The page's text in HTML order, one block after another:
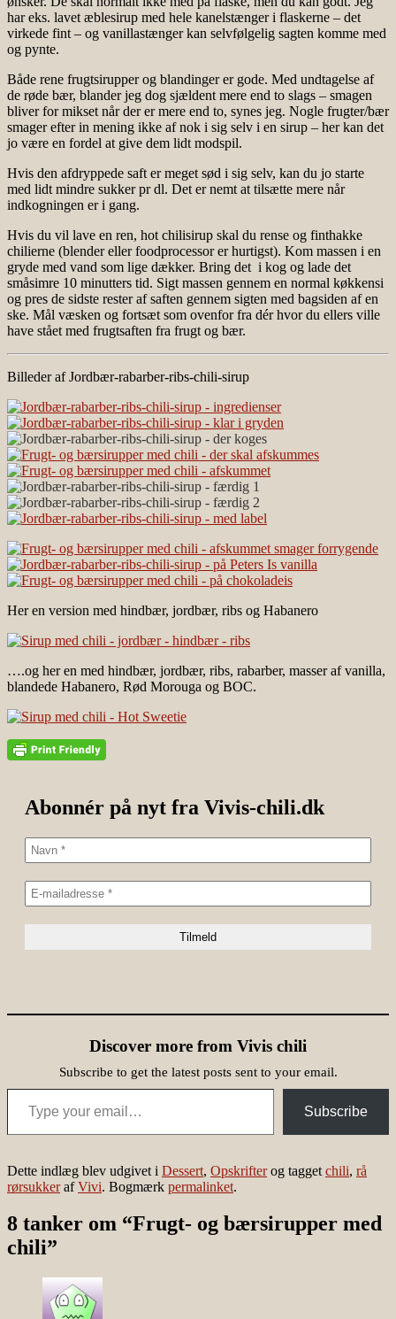
har eks. lavet æblesirup med hele kanelstænger i flaskerne – det
virkede fint – og vanillastænger kan selvfølgelig sagten komme med
og pynte.
Både rene frugtsirupper og blandinger er gode. Med undtagelse af
de røde bær, blander jeg dog sjældent mere end to slags – smagen
bliver for mikset når der er mere end to, synes jeg. Nogle frugter/bær
smager efter in mening ikke af nok i sig selv i en sirup – her kan det
jo være en fordel at give dem lidt modspil.
Hvis den afdryppede saft er meget sød i sig selv, kan du jo starte
med lidt mindre sukker pr dl. Det er nemt at tilsætte mere når
indkogningen er i gang.
Hvis du vil lave en ren, hot chilisirup skal du rense og finthakke
chilierne (blender eller foodprocessor er hurtigst). Kom massen i en
gryde med vand som lige dækker. Bring det i kog og lade det
småsimre 10 minutters tid. Sigt massen gennem en normal køkkensi
og pres de sidste rester af saften gennem sigten med bagsiden af en
ske. Mål væsken og fortsæt som ovenfor fra dér hvor du ellers ville
have stået med frugtsaften fra frugt og bær.
Billeder af Jordbær-rabarber-ribs-chili-sirup
Her en version med hindbær, jordbær, ribs og Habanero
….og her en med hindbær, jordbær, ribs, rabarber, masser af vanilla,
blandede Habanero, Rød Morouga og BOC.
Abonnér på nyt fra Vivis-chili.dk
Discover more from Vivis chili
Subscribe to get the latest posts sent to your email.
Type your email…
Subscribe
Dette indlæg blev udgivet i Dessert, Opskrifterog tagget chili, rå
rørsukkerafVivi. Bogmærk permalinket.
8 tanker om “Frugt- og bærsirupper med
chili”